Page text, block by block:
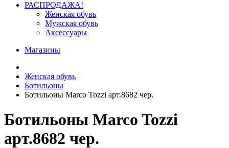
РАСПРОДАЖА!
Женская обувь
Мужская обувь
Аксессуары
Магазины
Женская обувь
Ботильоны
Ботильоны Marco Tozzi арт.8682 чер.
Ботильоны Marco Tozzi
арт.8682 чер.